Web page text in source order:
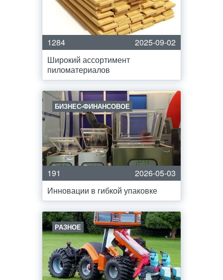
1284
2025-09-02
Широкий ассортимент
пиломатериалов
БИЗНЕС-ФИНАНСОВОЕ
191
2026-05-03
Инновации в гибкой упаковке
РАЗНОЕ